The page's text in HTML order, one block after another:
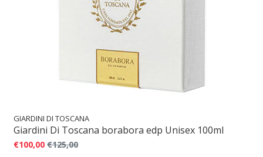
GIARDINI DI TOSCANA
Giardini Di Toscana borabora edp Unisex 100ml
€100,00 €125,00